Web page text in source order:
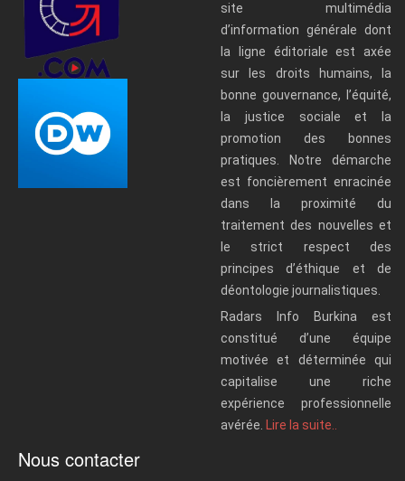
site multimédia
d’information générale dont
la ligne éditoriale est axée
sur les droits humains, la
bonne gouvernance, l’équité,
la justice sociale et la
promotion des bonnes
pratiques. Notre démarche
est foncièrement enracinée
dans la proximité du
traitement des nouvelles et
le strict respect des
principes d’éthique et de
déontologie journalistiques.
Radars Info Burkina est
constitué d’une équipe
motivée et déterminée qui
capitalise une riche
expérience professionnelle
avérée. Lire la suite..
Nous contacter